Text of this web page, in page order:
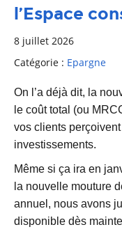
l’Espace
8 juillet 2026
Catégorie : Epargne
On l’a déjà dit, la
le coût total (ou
vos clients
investissements.
Même si ça ira en
la nouvelle mouture
annuel, nous avons
disponible dès